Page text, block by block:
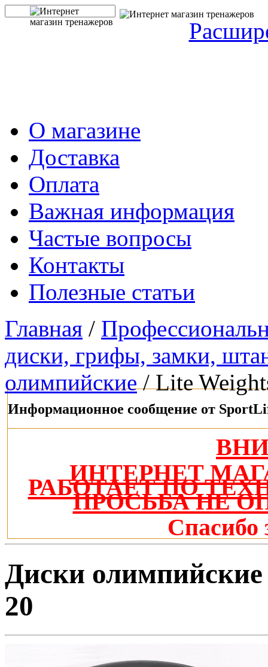
О магазине
Доставка
Оплата
Важная информация
Частые вопросы
Контакты
Полезные статьи
Главная /
диски, грифы, замки,
олимпийские/ Lite
Информационное сообщение от
ИНТЕРНЕТ
РАБОТАЕТ ПО
ПРОСЬБА НЕ
Спасибо
Диски
20